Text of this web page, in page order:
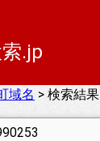
.jp
域名 > 検索結果